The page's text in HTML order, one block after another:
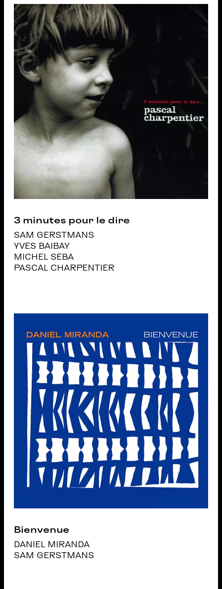
3 minutes pour le dire
SAM GERSTMANS
YVES BAIBAY
MICHEL SEBA
PASCAL CHARPENTIER
Bienvenue
DANIEL MIRANDA
SAM GERSTMANS